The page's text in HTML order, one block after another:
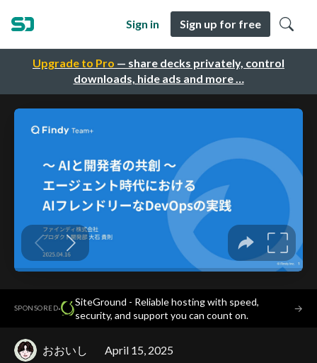
Upgrade to Pro — share decks privately, control
downloads, hide ads and more …
Sign in Sign up for free
SPONSORED·
SiteGround - Reliable hosting with speed,
security, and support you can count on.
→
おおいし April 15, 2025